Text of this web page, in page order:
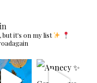
but it's on my list